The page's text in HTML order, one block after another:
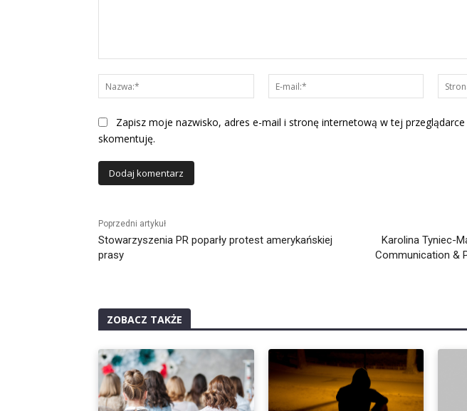
Nazwa:*
mail:*
Zapisz moje nazwisko, adres e-mail i stronę internetową w tej
skomentuję.
Poprzedni artykuł
Stowarzyszenia PR poparły protest amerykańskiej
prasy
Karolina Tyniec-
Communication &
ZOBACZ TAKŻE